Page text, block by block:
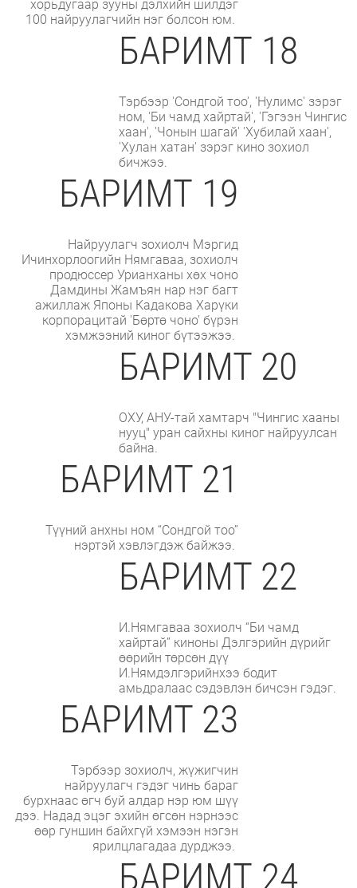
хорьдугаар зууны дэлхийн шилдэг
100 найруулагчийн нэг болсон юм.
БАРИМТ 18
Тэрбээр 'Сондгой тоо', 'Нулимс' зэрэг
ном, 'Би чамд хайртай', 'Гэгээн Чингис
хаан', 'Чонын шагай' 'Хубилай хаан',
'Хулан хатан' зэрэг кино зохиол
бичжээ.
БАРИМТ 19
Найруулагч зохиолч Мэргид
Ичинхорлоогийн Нямгаваа, зохиолч
продюссер Урианханы хөх чоно
Дамдины Жамъян нар нэг багт
ажиллаж Японы Кадакова Харүки
корпорацитай 'Бөртө чоно' бүрэн
хэмжээний киног бүтээжээ.
БАРИМТ 20
ОХУ, АНУ-тай хамтарч "Чингис хааны
нууц" уран сайхны киног найруулсан
байна.
БАРИМТ 21
Түүний анхны ном “Сондгой тоо”
нэртэй хэвлэгдэж байжээ.
БАРИМТ 22
И.Нямгаваа зохиолч “Би чамд
хайртай” киноны Дэлгэрийн дүрийг
өөрийн төрсөн дүү
И.Нямдэлгэрийнхээ бодит
амьдралаас сэдэвлэн бичсэн гэдэг.
БАРИМТ 23
Тэрбээр зохиолч, жүжигчин
найруулагч гэдэг чинь бараг
бурхнаас өгч буй алдар нэр юм шүү
дээ. Надад эцэг эхийн өгсөн нэрнээс
өөр гуншин байхгүй хэмээн нэгэн
ярилцлагадаа дурджээ.
БАРИМТ 24